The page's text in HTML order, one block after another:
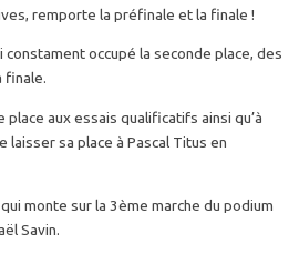
remporte la préfinale et la finale !
constament occupé la seconde place, des
finale.
place aux essais qualificatifs ainsi qu’à
laisser sa place à Pascal Titus en
monte sur la 3ème marche du podium
Savin.